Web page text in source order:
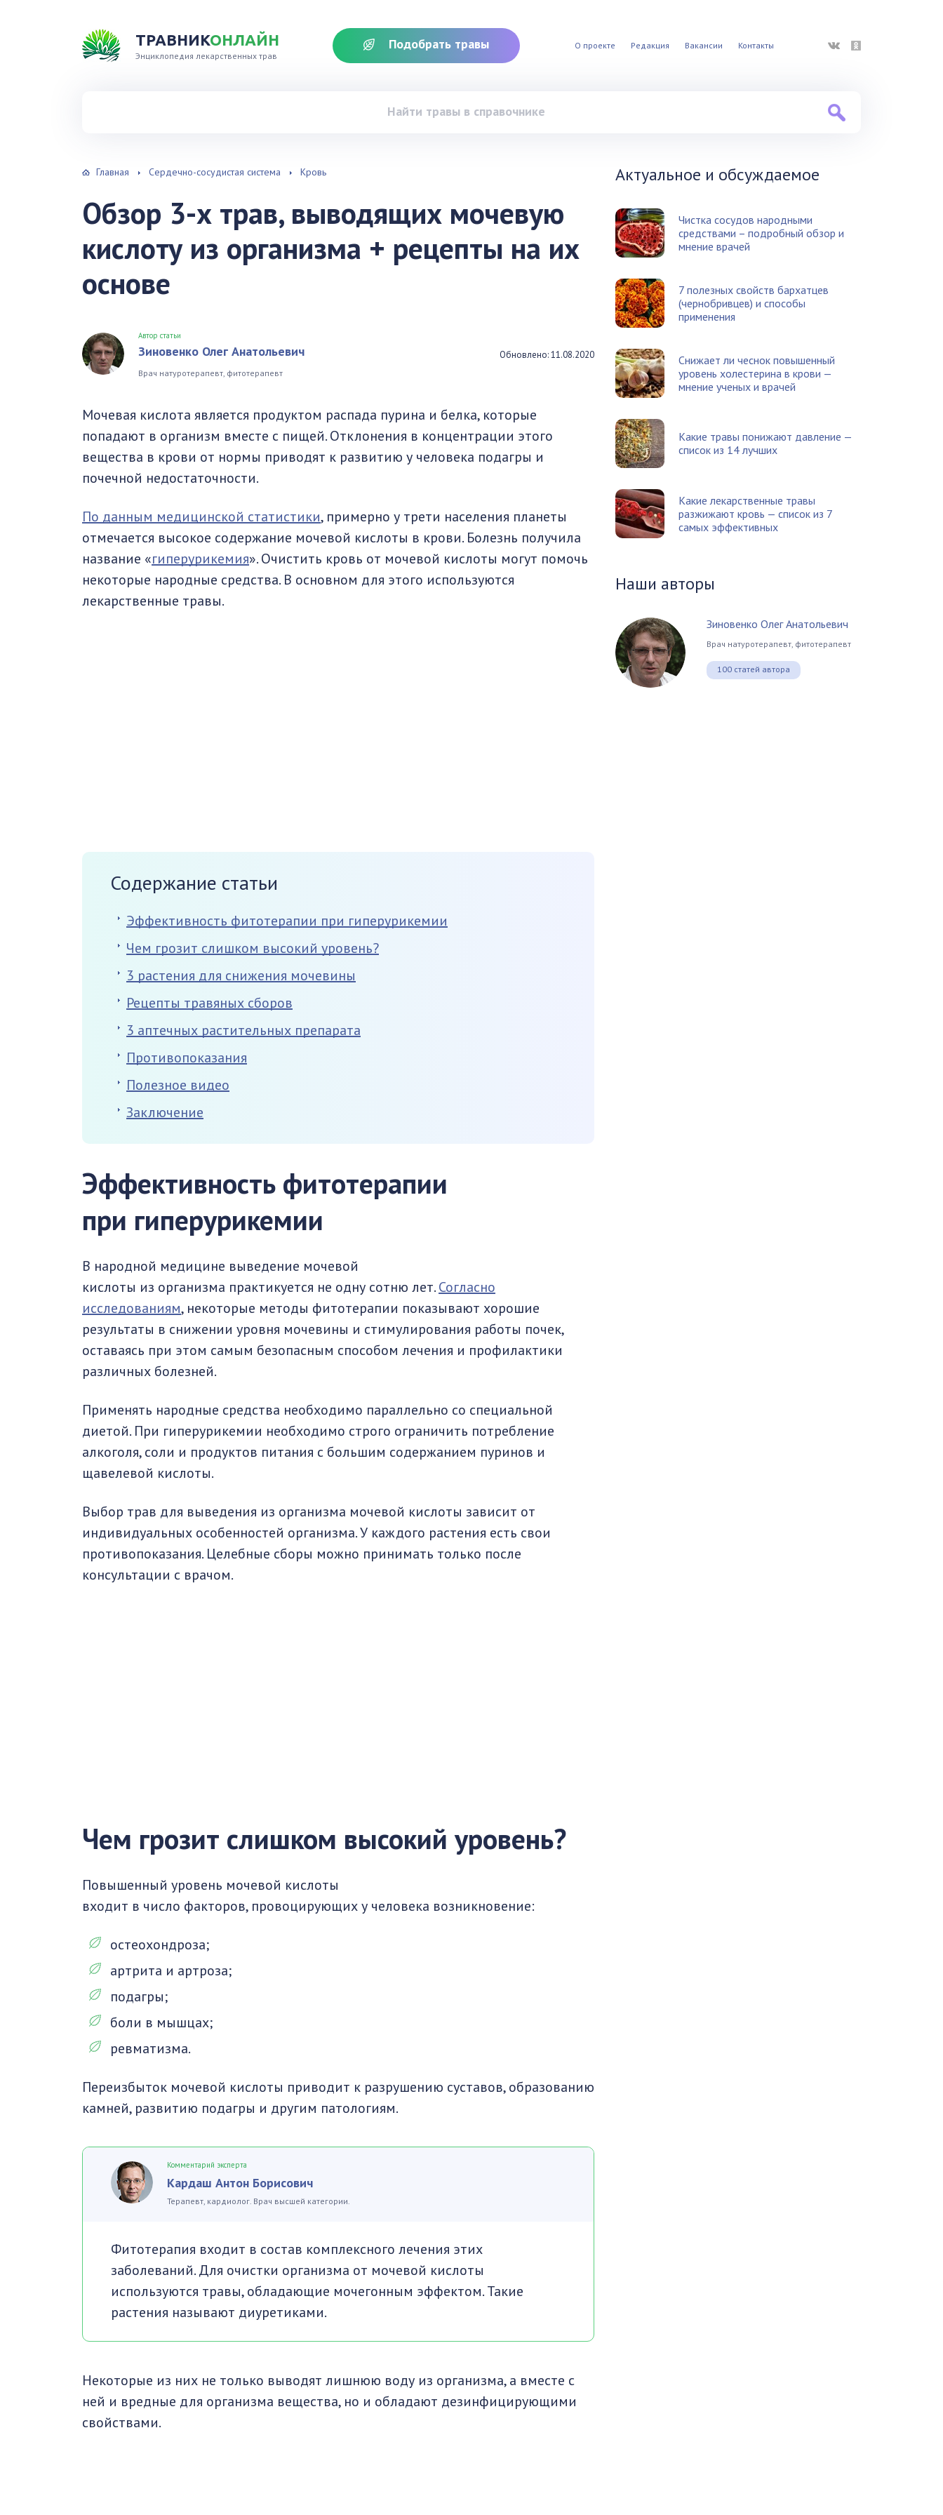
ТРАВНИКОНЛАЙН
Энциклопедия лекарственных трав
Подобрать травы О проекте Редакция Вакансии Контакты ВКонтактеОдноклассники
Главная Сердечно-сосудистая система Кровь
Обзор 3-х трав, выводящих мочевую
кислоту из организма + рецепты на их
основе
Автор статьи
Зиновенко Олег Анатольевич
Врач натуротерапевт, фитотерапевт
Обновлено: 11.08.2020
Мочевая кислота является продуктом распада пурина и белка, которые
попадают в организм вместе с пищей. Отклонения в концентрации этого
вещества в крови от нормы приводят к развитию у человека подагры и
почечной недостаточности.
По данным медицинской статистики, примерно у трети населения планеты
отмечается высокое содержание мочевой кислоты в крови. Болезнь получила
название «гиперурикемия». Очистить кровь от мочевой кислоты могут помочь
некоторые народные средства. В основном для этого используются
лекарственные травы.
Содержание статьи
Эффективность фитотерапии при гиперурикемии
Чем грозит слишком высокий уровень?
3 растения для снижения мочевины
Рецепты травяных сборов
3 аптечных растительных препарата
Противопоказания
Полезное видео
Заключение
Эффективность фитотерапии
при гиперурикемии
В народной медицине выведение мочевой
кислоты из организма практикуется не одну сотню лет.Согласно
исследованиям, некоторые методы фитотерапии показывают хорошие
результаты в снижении уровня мочевины и стимулирования работы почек,
оставаясь при этом самым безопасным способом лечения и профилактики
различных болезней.
Применять народные средства необходимо параллельно со специальной
диетой. При гиперурикемии необходимо строго ограничить потребление
алкоголя, соли и продуктов питания с большим содержанием пуринов и
щавелевой кислоты.
Выбор трав для выведения из организма мочевой кислоты зависит от
индивидуальных особенностей организма. У каждого растения есть свои
противопоказания. Целебные сборы можно принимать только после
консультации с врачом.
Чем грозит слишком высокий уровень?
Повышенный уровень мочевой кислоты
входит в число факторов, провоцирующих у человека возникновение:
остеохондроза;
артрита и артроза;
подагры;
боли в мышцах;
ревматизма.
Переизбыток мочевой кислоты приводит к разрушению суставов, образованию
камней, развитию подагры и другим патологиям.
Комментарий эксперта
Кардаш Антон Борисович
Терапевт, кардиолог. Врач высшей категории.
Фитотерапия входит в состав комплексного лечения этих
заболеваний. Для очистки организма от мочевой кислоты
используются травы, обладающие мочегонным эффектом. Такие
растения называют диуретиками.
Некоторые из них не только выводят лишнюю воду из организма, а вместе с
ней и вредные для организма вещества, но и обладают дезинфицирующими
свойствами.
Актуальное и обсуждаемое
Чистка сосудов народными
средствами – подробный обзор и
мнение врачей
7 полезных свойств бархатцев
(чернобривцев) и способы
применения
Снижает ли чеснок повышенный
уровень холестерина в крови —
мнение ученых и врачей
Какие травы понижают давление —
список из 14 лучших
Какие лекарственные травы
разжижают кровь — список из 7
самых эффективных
Наши авторы
Зиновенко Олег Анатольевич
Врач натуротерапевт, фитотерапевт
100 статей автора